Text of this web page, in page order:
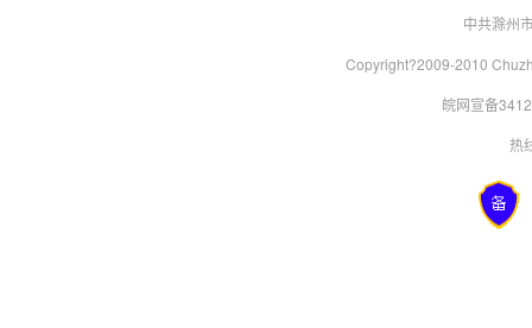
中共滁州
Copyright?2009-2010
皖网宣备
热